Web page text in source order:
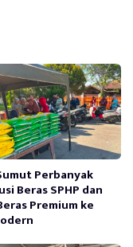
Perbanyak
Beras SPHP dan
Premium ke